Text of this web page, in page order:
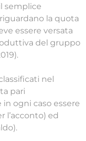
semplice
la quota
essere versata
del gruppo
nel
pari
in ogni caso essere
l’acconto) ed